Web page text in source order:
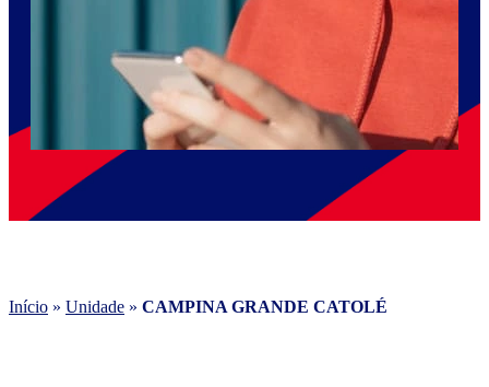
Início » Unidade » CAMPINA GRANDE CATOLÉ